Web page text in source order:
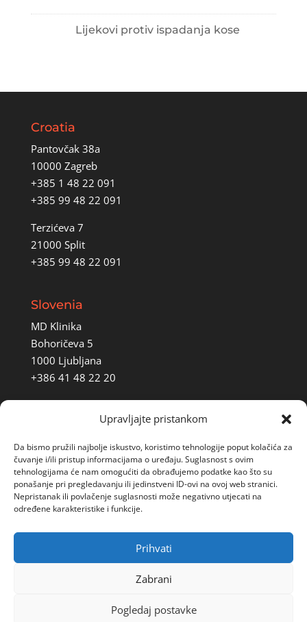
Upravljajte pristankom
Da bismo pružili najbolje iskustvo, koristimo tehnologije poput kolačića za
čuvanje i/ili pristup informacijama o uređaju. Suglasnost s ovim
tehnologijama će nam omogućiti da obrađujemo podatke kao što su
ponašanje pri pregledavanju ili jedinstveni ID-ovi na ovoj web stranici.
Nepristanak ili povlačenje suglasnosti može negativno utjecati na
određene karakteristike i funkcije.
Prihvati
Zabrani
Pogledaj postavke
Lijekovi protiv ispadanja kose
Croatia
Pantovčak 38a
10000 Zagreb
+385 1 48 22 091
+385 99 48 22 091
Terzićeva 7
21000 Split
+385 99 48 22 091
Slovenia
MD Klinika
Bohoričeva 5
1000 Ljubljana
+386 41 48 22 20
Corso Sempione 10
20154 Milano
+39 344 48 22 091
Via Dante Alighieri 7